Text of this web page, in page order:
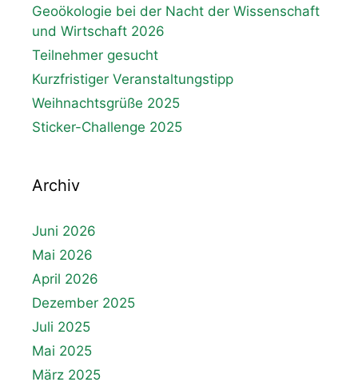
Geoökologie bei der Nacht der Wissenschaft
und Wirtschaft 2026
Teilnehmer gesucht
Kurzfristiger Veranstaltungstipp
Weihnachtsgrüße 2025
Sticker-Challenge 2025
Archiv
Juni 2026
Mai 2026
April 2026
Dezember 2025
Juli 2025
Mai 2025
März 2025